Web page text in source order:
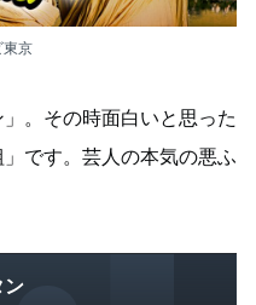
東京
。その時面白いと思った
です。芸人の本気の悪ふ
ン